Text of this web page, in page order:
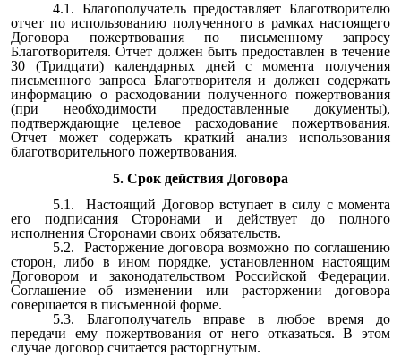
4.1. Благополучатель предоставляет Благотворителю
отчет по использованию полученного в рамках настоящего
Договора пожертвования по письменному запросу
Благотворителя. Отчет должен быть предоставлен в течение
30 (Тридцати) календарных дней с момента получения
письменного запроса Благотворителя и должен содержать
информацию о расходовании полученного пожертвования
(при необходимости предоставленные документы),
подтверждающие целевое расходование пожертвования.
Отчет может содержать краткий анализ использования
благотворительного пожертвования.
5. Срок действия Договора
5.1. Настоящий Договор вступает в силу с момента
его подписания Сторонами и действует до полного
исполнения Сторонами своих обязательств.
5.2. Расторжение договора возможно по соглашению
сторон, либо в ином порядке, установленном настоящим
Договором и законодательством Российской Федерации.
Соглашение об изменении или расторжении договора
совершается в письменной форме.
5.3. Благополучатель вправе в любое время до
передачи ему пожертвования от него отказаться. В этом
случае договор считается расторгнутым.